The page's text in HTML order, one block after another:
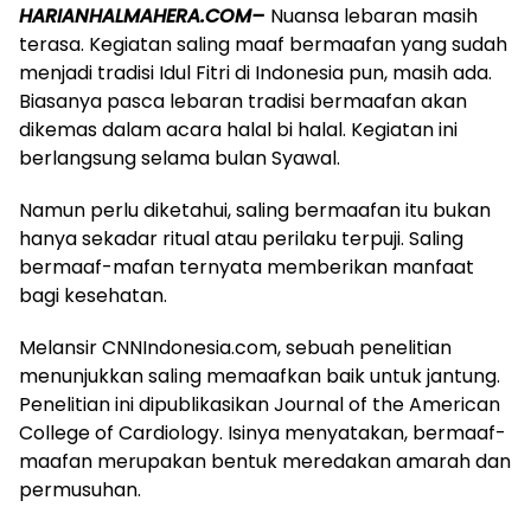
HARIANHALMAHERA.COM– Nuansa lebaran masih
terasa. Kegiatan saling maaf bermaafan yang sudah
menjadi tradisi Idul Fitri di Indonesia pun, masih ada.
Biasanya pasca lebaran tradisi bermaafan akan
dikemas dalam acara halal bi halal. Kegiatan ini
berlangsung selama bulan Syawal.
Namun perlu diketahui, saling bermaafan itu bukan
hanya sekadar ritual atau perilaku terpuji. Saling
bermaaf-mafan ternyata memberikan manfaat
bagi kesehatan.
Melansir CNNIndonesia.com, sebuah penelitian
menunjukkan saling memaafkan baik untuk jantung.
Penelitian ini dipublikasikan Journal of the American
College of Cardiology. Isinya menyatakan, bermaaf-
maafan merupakan bentuk meredakan amarah dan
permusuhan.